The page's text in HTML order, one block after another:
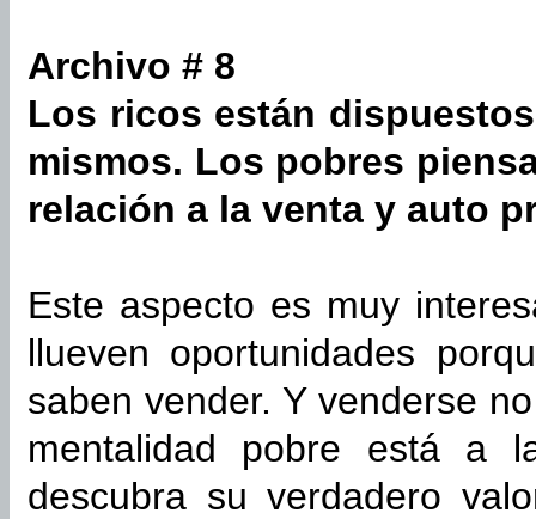
Archivo # 8
Los ricos están
mismos. Los pobres
relación a la venta y auto
Este aspecto es muy
llueven oportunidades
saben vender. Y venderse
mentalidad pobre está a
descubra su verdadero